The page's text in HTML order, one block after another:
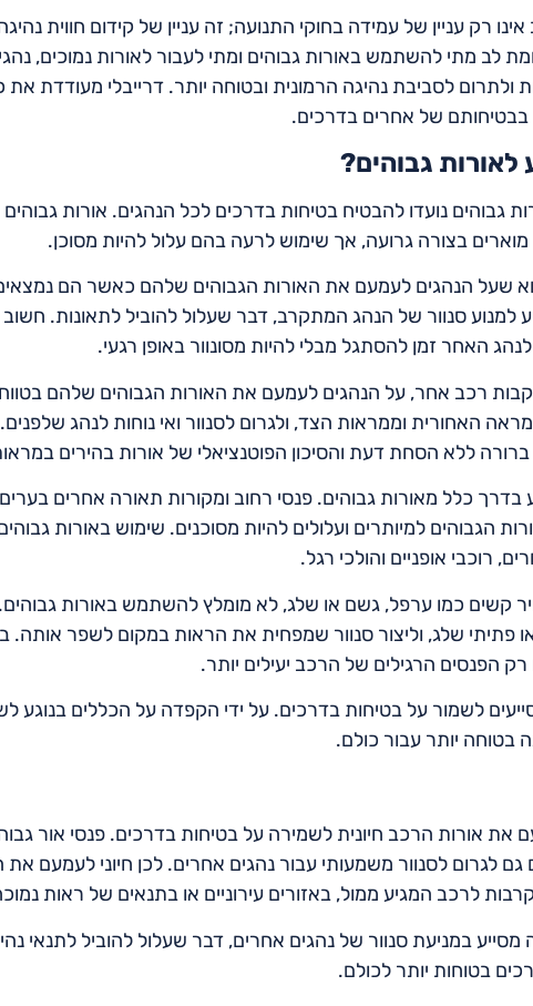
רק עניין של עמידה בחוקי התנועה; זה עניין של קידום חווית
לב מתי להשתמש באורות גבוהים ומתי לעבור לאורות נמוכים,
ולתרום לסביבת נהיגה הרמונית ובטוחה יותר. דרייבלי מעודדת
של אחרים בדרכים.
גבוהים?
גבוהים נועדו להבטיח בטיחות בדרכים לכל הנהגים. אורות גבוהים
מוארים בצורה גרועה, אך שימוש לרעה בהם עלול להיות מסוכן.
סנוור של הנהג המתקרב, דבר שעלול להוביל לתאונות. חשוב
האחר זמן להסתגל מבלי להיות מסונוור באופן רגעי.
האחורית וממראות הצד, ולגרום לסנוור ואי נוחות לנהג
ללא הסחת דעת והסיכון הפוטנציאלי של אורות בהירים
בדרך כלל מאורות גבוהים. פנסי רחוב ומקורות תאורה אחרים
הגבוהים למיותרים ועלולים להיות מסוכנים. שימוש באורות
רוכבי אופניים והולכי רגל.
קשים כמו ערפל, גשם או שלג, לא מומלץ להשתמש באורות
פתיתי שלג, וליצור סנוור שמפחית את הראות במקום לשפר אותה.
רק הפנסים הרגילים של הרכב יעילים יותר.
לשמור על בטיחות בדרכים. על ידי הקפדה על הכללים בנוגע
בטוחה יותר עבור כולם.
את אורות הרכב חיונית לשמירה על בטיחות בדרכים. פנסי אור
גם לגרום לסנוור משמעותי עבור נהגים אחרים. לכן חיוני לעמעם
לרכב המגיע ממול, באזורים עירוניים או בתנאים של ראות
במניעת סנוור של נהגים אחרים, דבר שעלול להוביל לתנאי
בטוחות יותר לכולם.